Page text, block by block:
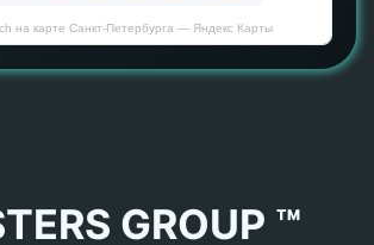
на карте Санкт‑Петербурга — Яндекс Карты
GROUP ™